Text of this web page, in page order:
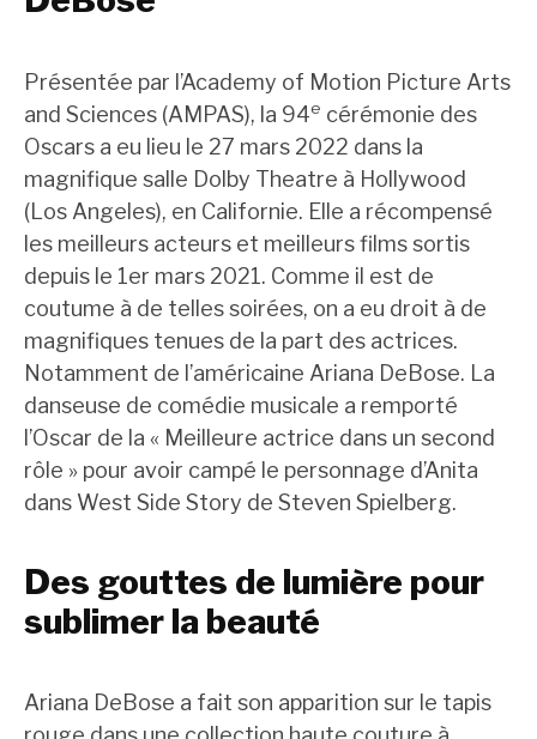
Présentée par l’Academy of Motion Picture Arts
and Sciences (AMPAS), la 94e cérémonie des
Oscars a eu lieu le 27 mars 2022 dans la
magnifique salle Dolby Theatre à Hollywood
(Los Angeles), en Californie. Elle a récompensé
les meilleurs acteurs et meilleurs films sortis
depuis le 1er mars 2021. Comme il est de
coutume à de telles soirées, on a eu droit à de
magnifiques tenues de la part des actrices.
Notamment de l’américaine Ariana DeBose. La
danseuse de comédie musicale a remporté
l’Oscar de la « Meilleure actrice dans un second
rôle » pour avoir campé le personnage d’Anita
dans West Side Story de Steven Spielberg.
Des gouttes de lumière pour
sublimer la beauté
Ariana DeBose a fait son apparition sur le tapis